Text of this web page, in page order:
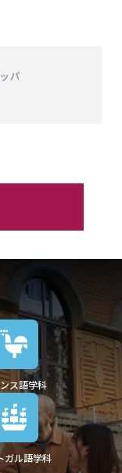
パ
ス語学科
ガル語学科